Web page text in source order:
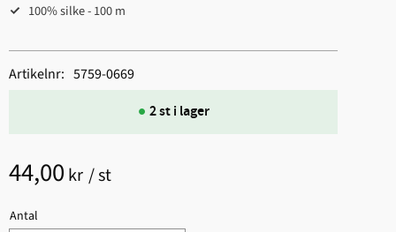
100% silke - 100 m
44,00 kr /st
Antal
2 st i lager
Artikelnr 5759-0669